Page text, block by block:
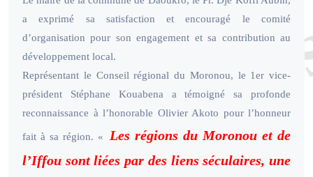
a exprimé sa satisfaction et encouragé le comité
d’organisation pour son engagement et sa contribution au
développement local.
Représentant le Conseil régional du Moronou, le 1er vice-
président Stéphane Kouabena a témoigné sa profonde
reconnaissance à l’honorable Olivier Akoto pour l’honneur
fait à sa région. «
Les régions du Moronou et de
l’Iffou sont liées par des liens séculaires, une